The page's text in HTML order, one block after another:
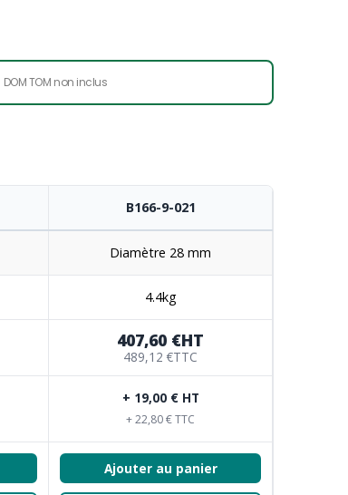
DOM TOM non inclus
B166-9-021
Diamètre 28 mm
4.4kg
407,60 €HT
489,12 €TTC
+ 19,00 € HT
+ 22,80 € TTC
Ajouter au panier